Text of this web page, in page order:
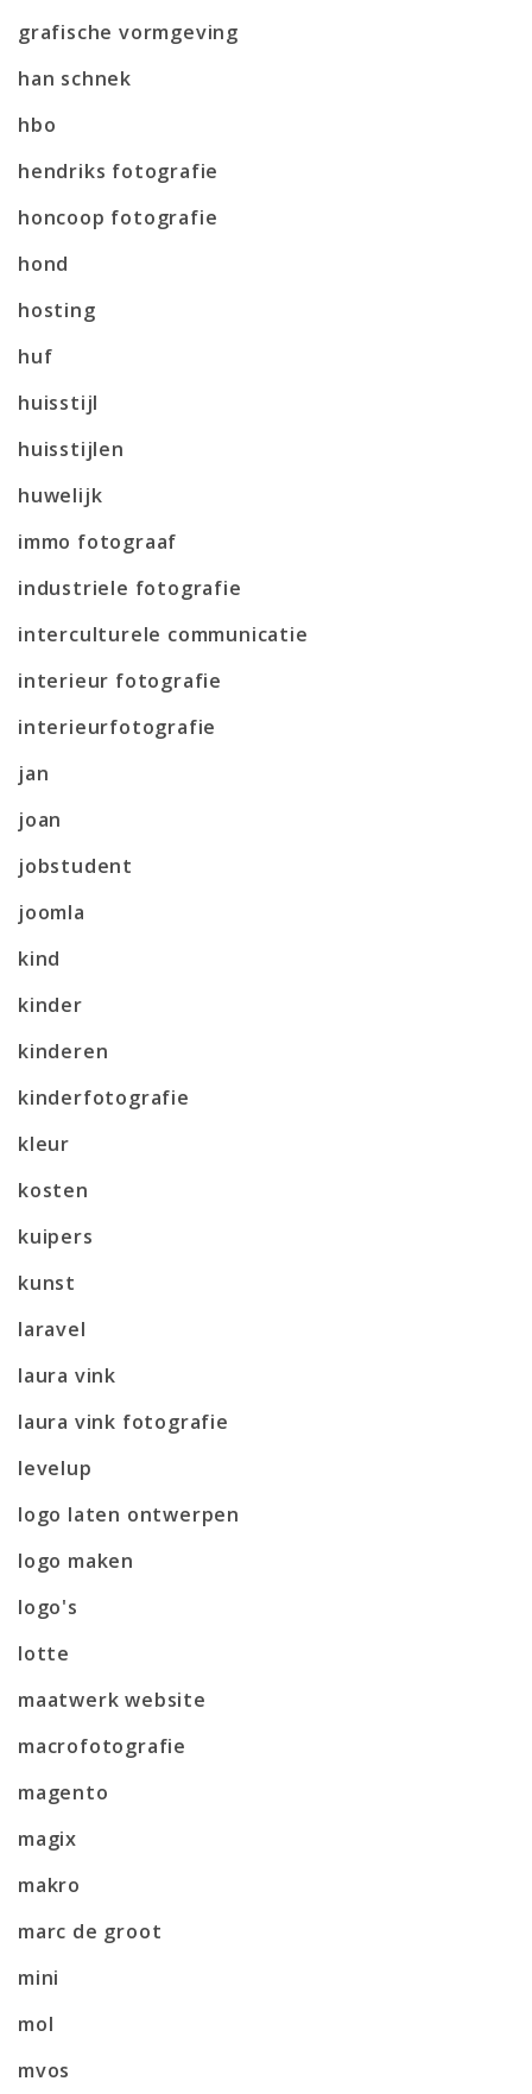
grafische vormgeving
han schnek
hbo
hendriks fotografie
honcoop fotografie
hond
hosting
huf
huisstijl
huisstijlen
huwelijk
immo fotograaf
industriele fotografie
interculturele communicatie
interieur fotografie
interieurfotografie
jan
joan
jobstudent
joomla
kind
kinder
kinderen
kinderfotografie
kleur
kosten
kuipers
kunst
laravel
laura vink
laura vink fotografie
levelup
logo laten ontwerpen
logo maken
logo's
lotte
maatwerk website
macrofotografie
magento
magix
makro
marc de groot
mini
mol
mvos